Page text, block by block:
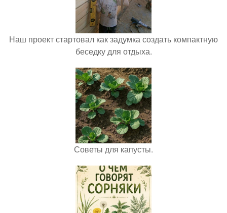
Наш проект стартовал как задумка создать компактную
беседку для отдыха.
Советы для капусты.